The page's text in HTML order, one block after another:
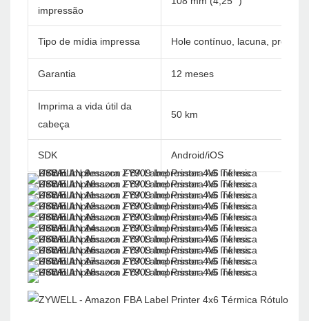
impressão
Tipo de mídia impressa Hole contínuo, lacuna, preto,
Garantia 12 meses
Imprima a vida útil da
cabeça
50 km
SDK Android/iOS